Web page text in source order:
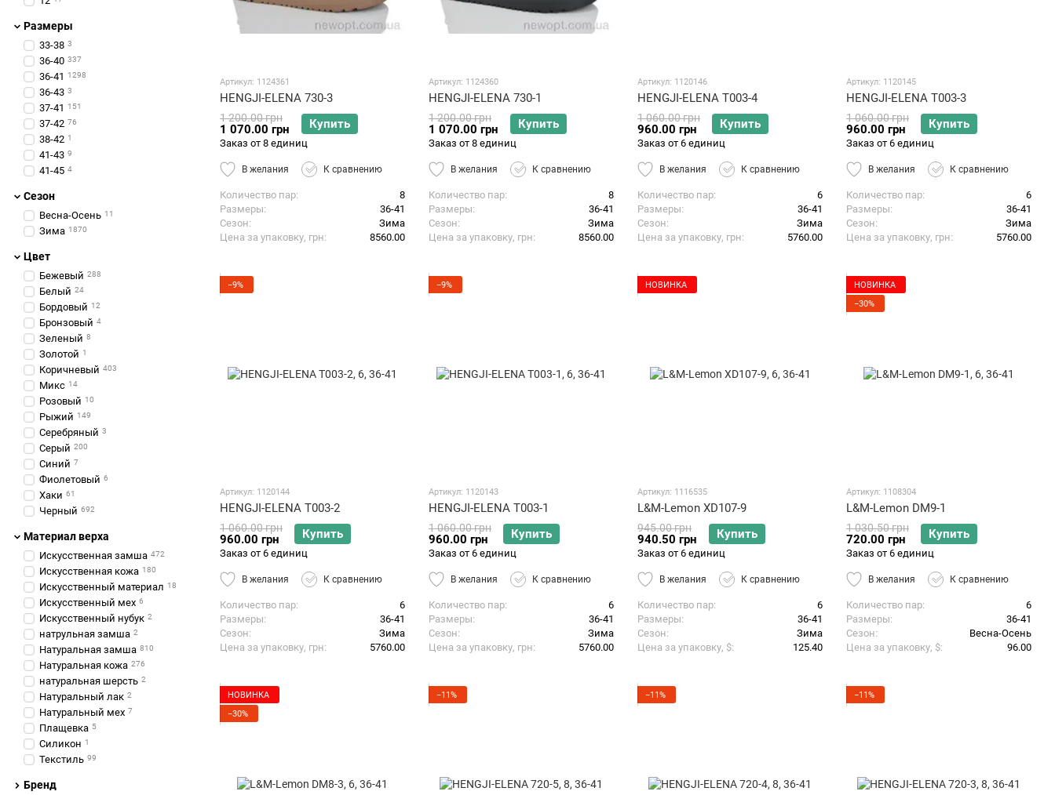
Артикул: 1124361
HENGJI-ELENA 730-3
1 200.00 грн
1 070.00 грн Купить
Заказ от 8 единиц
В желания К сравнению
Количество пар
8
Размеры
36-41
Сезон
Зима
Цена за упаковку, грн
8560.00
Артикул: 1124360
HENGJI-ELENA 730-1
1 200.00 грн
1 070.00 грн Купить
Заказ от 8 единиц
В желания К сравнению
Количество пар
8
Размеры
36-41
Сезон
Зима
Цена за упаковку, грн
8560.00
Артикул: 1120146
HENGJI-ELENA T003-4
1 060.00 грн
960.00 грн Купить
Заказ от 6 единиц
В желания К сравнению
Количество пар
6
Размеры
36-41
Сезон
Зима
Цена за упаковку, грн
5760.00
Артикул: 1120145
HENGJI-ELENA T003-3
1 060.00 грн
960.00 грн Купить
Заказ от 6 единиц
В желания К сравнению
Количество пар
6
Размеры
36-41
Сезон
Зима
Цена за упаковку, грн
5760.00
−9%
Артикул: 1120144
HENGJI-ELENA T003-2
1 060.00 грн
960.00 грн Купить
Заказ от 6 единиц
В желания К сравнению
Количество пар
6
Размеры
36-41
Сезон
Зима
Цена за упаковку, грн
5760.00
−9%
Артикул: 1120143
HENGJI-ELENA T003-1
1 060.00 грн
960.00 грн Купить
Заказ от 6 единиц
В желания К сравнению
Количество пар
6
Размеры
36-41
Сезон
Зима
Цена за упаковку, грн
5760.00
НОВИНКА
Артикул: 1116535
L&M-Lemon XD107-9
945.00 грн
940.50 грн Купить
Заказ от 6 единиц
В желания К сравнению
Количество пар
6
Размеры
36-41
Сезон
Зима
Цена за упаковку, $
125.40
НОВИНКА
−30%
Артикул: 1108304
L&M-Lemon DM9-1
1 030.50 грн
720.00 грн Купить
Заказ от 6 единиц
В желания К сравнению
Количество пар
6
Размеры
36-41
Сезон
Весна-Осень
Цена за упаковку, $
96.00
НОВИНКА
−30%
−11% −11% −11%
Размеры
33-38 3
36-40 337
36-41 1298
36-43 3
37-41 151
37-42 76
38-42 1
41-43 9
41-45 4
Сезон
Весна-Осень 11
Зима 1870
Цвет
Бежевый 288
Белый 24
Бордовый 12
Бронзовый 4
Зеленый 8
Золотой 1
Коричневый 403
Микс 14
Розовый 10
Рыжий 149
Серебряный 3
Серый 200
Синий 7
Фиолетовый 6
Хаки 61
Черный 692
Материал верха
Искусственная замша 472
Искусственная кожа 180
Искусственный материал 18
Искусственный мех 6
Искусственный нубук 2
натрульная замша 2
Натуральная замша 810
Натуральная кожа 276
натуральная шерсть 2
Натуральный лак 2
Натуральный мех 7
Плащевка 5
Силикон 1
Текстиль 99
Бренд